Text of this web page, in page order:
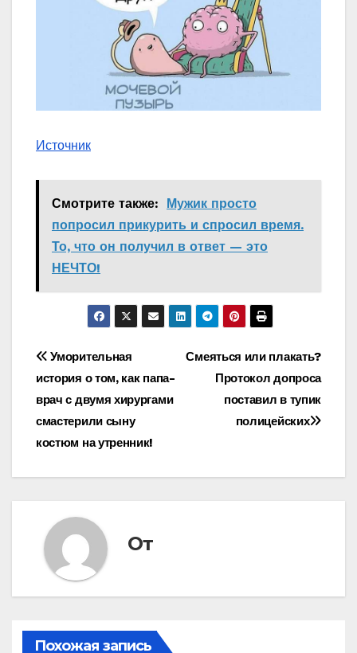
Источник
Смотрите также:
Мужик просто
попросил прикурить и спросил время.
То, что он получил в ответ — это
НЕЧТО!
Навигация
по
записям
Смеяться или плакать?
Протокол допроса
поставил в тупик
полицейских
Уморительная
история о том, как папа-
врач с двумя хирургами
смастерили сыну
костюм на утренник!
От
Похожая запись